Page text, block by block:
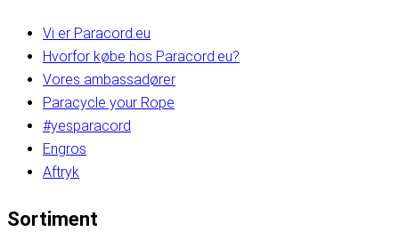
Vi er Paracord.eu
Hvorfor købe hos Paracord.eu?
Vores ambassadører
Paracycle your Rope
#yesparacord
Engros
Aftryk
Sortiment